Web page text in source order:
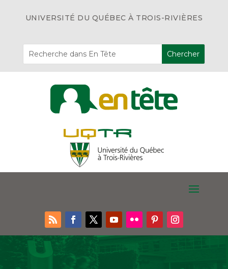
UNIVERSITÉ DU QUÉBEC À TROIS-RIVIÈRES